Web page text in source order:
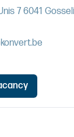
7 6041